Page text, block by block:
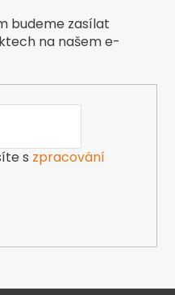
budeme zasílat
na našem e-
s zpracování